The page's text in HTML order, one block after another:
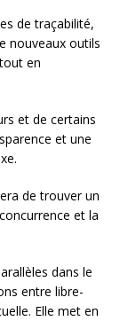
de traçabilité,
nouveaux outils
en
et de certains
et une
de trouver un
et la
dans le
entre libre-
Elle met en